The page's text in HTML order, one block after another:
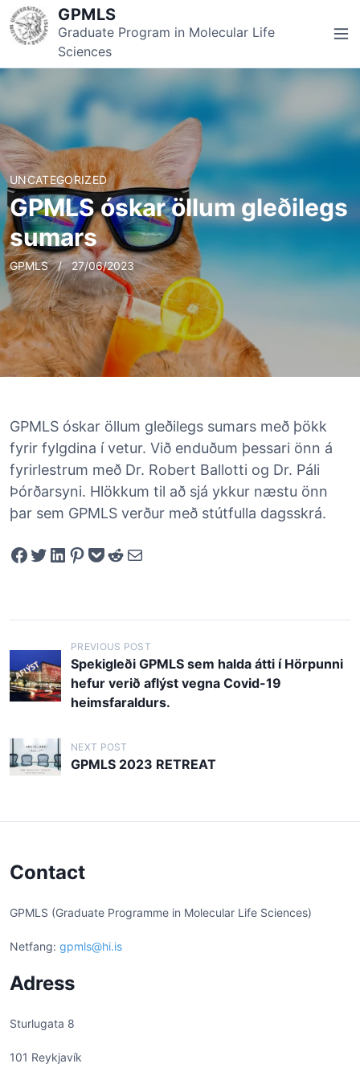
p
t
c
o
n
t
n
t
GPMLS
Graduate Program in Molecular Life
Sciences
M
n
UNCATEGORIZED
GPMLS óskar öllum gleðilegs
sumars
GPMLS 27/06/2023
GPMLS óskar öllum gleðilegs sumars með þökk
fyrir fylgdina í vetur. Við enduðum þessari önn á
fyrirlestrum með Dr. Robert Ballotti og Dr. Páli
Þórðarsyni. Hlökkum til að sjá ykkur næstu önn
þar sem GPMLS verður með stútfulla dagsskrá.
Share on Facebook Tweet on Twitter Share on LinkedIn Pin on Pinterest Save to pocket Share on Reddit Share via Email
P
o
s
n
a
i
a
i
o
PREVIOUS POST
Spekigleði GPMLS sem halda átti í Hörpunni
hefur verið aflýst vegna Covid-19
heimsfaraldurs.
NEXT POST
GPMLS 2023 RETREAT
Contact
GPMLS (Graduate Programme in Molecular Life Sciences)
Netfang: gpmls@hi.is
Adress
Sturlugata 8
101 Reykjavík